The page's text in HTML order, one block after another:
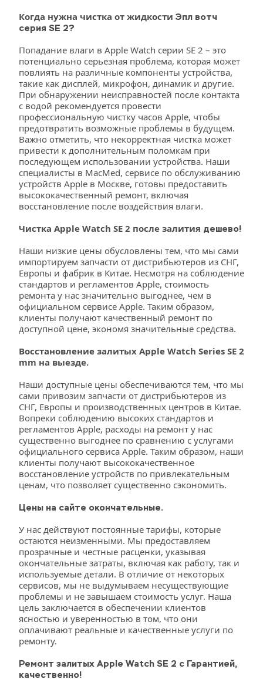
Когда нужна чистка от жидкости Эпл вотч
серия SE 2?
Попадание влаги в Apple Watch серии SE 2 – это
потенциально серьезная проблема, которая может
повлиять на различные компоненты устройства,
такие как дисплей, микрофон, динамик и другие.
При обнаружении неисправностей после контакта
с водой рекомендуется провести
профессиональную чистку часов Apple, чтобы
предотвратить возможные проблемы в будущем.
Важно отметить, что некорректная чистка может
привести к дополнительным поломкам при
последующем использовании устройства. Наши
специалисты в MacMed, сервисе по обслуживанию
устройств Apple в Москве, готовы предоставить
высококачественный ремонт, включая
восстановление после воздействия влаги.
Чистка Apple Watch SE 2 после залития дешево!
Наши низкие цены обусловлены тем, что мы сами
импортируем запчасти от дистрибьютеров из СНГ,
Европы и фабрик в Китае. Несмотря на соблюдение
стандартов и регламентов Apple, стоимость
ремонта у нас значительно выгоднее, чем в
официальном сервисе Apple. Таким образом,
клиенты получают качественный ремонт по
доступной цене, экономя значительные средства.
Восстановление залитых Apple Watch Series SE 2
mm на выезде.
Наши доступные цены обеспечиваются тем, что мы
сами привозим запчасти от дистрибьютеров из
СНГ, Европы и производственных центров в Китае.
Вопреки соблюдению высоких стандартов и
регламентов Apple, расходы на ремонт у нас
существенно выгоднее по сравнению с услугами
официального сервиса Apple. Таким образом, наши
клиенты получают высококачественное
восстановление устройств по привлекательным
ценам, что позволяет существенно сэкономить.
Цены на сайте окончательные.
У нас действуют постоянные тарифы, которые
остаются неизменными. Мы предоставляем
прозрачные и честные расценки, указывая
окончательные затраты, включая как работу, так и
используемые детали. В отличие от некоторых
сервисов, мы не выдумываем несуществующие
проблемы и не завышаем стоимость услуг. Наша
цель заключается в обеспечении клиентов
ясностью и уверенностью в том, что они
оплачивают реальные и качественные услуги по
ремонту.
Ремонт залитых Apple Watch SE 2 с Гарантией,
качественно!